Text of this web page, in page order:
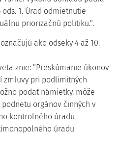
1. Úrad odmietnutie
priorizačnú politiku.".
ako odseky 4 až 10.
znie: "Preskúmanie úkonov
zmluvy pri podlimitných
podať námietky, môže
orgánov činných v
kontrolného úradu
úradu